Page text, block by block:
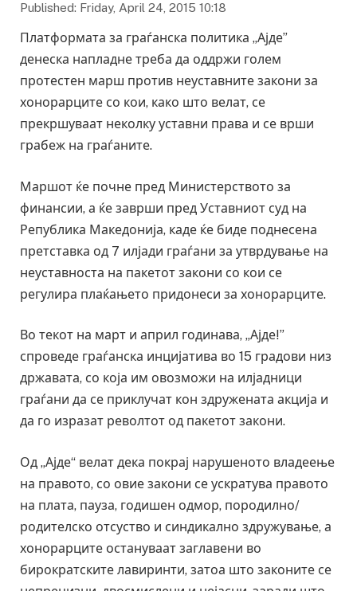
Published: Friday, April 24, 2015 10:18
Платформата за граѓанска политика „Ајде”
денеска напладне треба да оддржи голем
протестен марш против неуставните закони за
хонорарците со кои, како што велат, се
прекршуваат неколку уставни права и се врши
грабеж на граѓаните.
Маршот ќе почне пред Министерството за
финансии, а ќе заврши пред Уставниот суд на
Република Македонија, каде ќе биде поднесена
претставка од 7 илјади граѓани за утврдување на
неуставноста на пакетот закони со кои се
регулира плаќањето придонеси за хонорарците.
Во текот на март и април годинава, „Ајде!”
спроведе граѓанска инцијатива во 15 градови низ
државата, со која им овозможи на илјадници
граѓани да се приклучат кон здружената акција и
да го изразат револтот од пакетот закони.
Од „Ајде“ велат дека покрај нарушеното владеење
на правото, со овие закони се ускратува правото
на плата, пауза, годишен одмор, породилно/
родителско отсуство и синдикално здружување, а
хонорарците остануваат заглавени во
бирократските лавиринти, затоа што законите се